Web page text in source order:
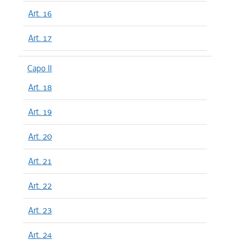
Art. 16
Art. 17
Capo II
Art. 18
Art. 19
Art. 20
Art. 21
Art. 22
Art. 23
Art. 24